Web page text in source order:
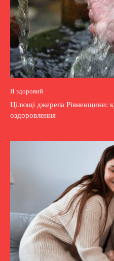
Я здоровий
Цілющі джерела Рівненщини:
оздоровлення